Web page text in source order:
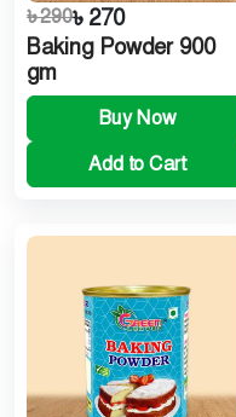
৳ 290৳ 270
Baking Powder 900
gm
Buy Now
Add to Cart